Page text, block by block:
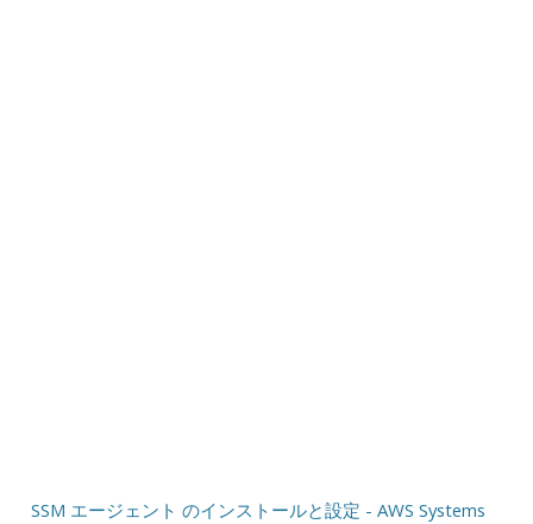
SSM エージェント のインストールと設定 - AWS Systems